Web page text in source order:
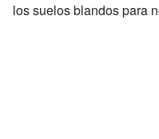
los suelos blandos para